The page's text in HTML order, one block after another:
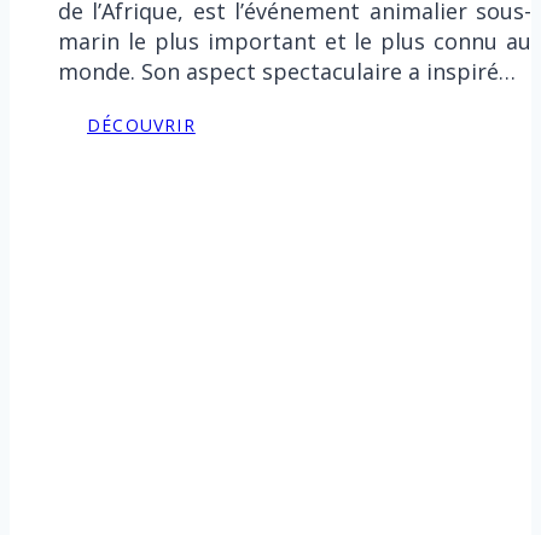
de l’Afrique, est l’événement animalier sous-
marin le plus important et le plus connu au
monde. Son aspect spectaculaire a inspiré…
DÉCOUVRIR